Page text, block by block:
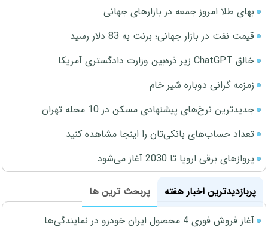
بهای طلا امروز جمعه در بازارهای جهانی
قیمت نفت در بازار جهانی؛ برنت به 83 دلار رسید
خالق ChatGPT زیر ذره‌بین وزارت دادگستری آمریکا
زمزمه گرانی دوباره شیر خام
جدیدترین نرخ‌های پیشنهادی مسکن در 10 محله تهران
تعداد حساب‌های بانکی‌تان را اینجا مشاهده کنید
پروازهای برقی اروپا تا 2030 آغاز می‌شود
پربازدیدترین اخبار هفته
پربحث ترین ها
آغاز فروش فوری 4 محصول ایران خودرو در نمایندگی‌ها